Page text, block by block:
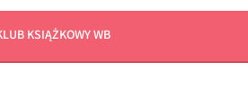
KSIĄŻKOWY WB